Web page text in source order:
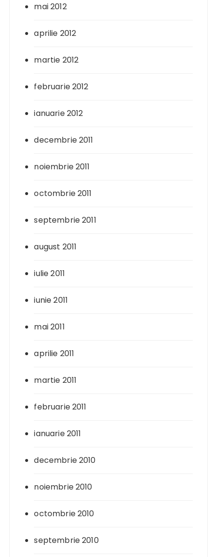
mai 2012
aprilie 2012
martie 2012
februarie 2012
ianuarie 2012
decembrie 2011
noiembrie 2011
octombrie 2011
septembrie 2011
august 2011
iulie 2011
iunie 2011
mai 2011
aprilie 2011
martie 2011
februarie 2011
ianuarie 2011
decembrie 2010
noiembrie 2010
octombrie 2010
septembrie 2010